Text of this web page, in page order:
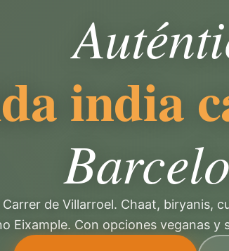
india
de Villarroel. Chaat, biryanis,
Eixample. Con opciones veganas y